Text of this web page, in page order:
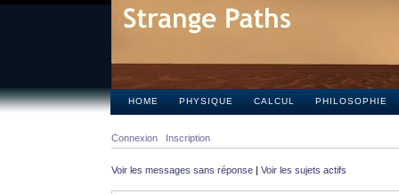
HOME PHYSIQUE CALCUL PHILOSOPHIE
Connexion Inscription
Voir les messages sans réponse | Voir les sujets actifs